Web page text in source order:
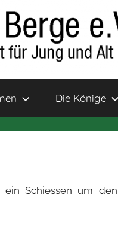
Die Könige
ein Schiessen um den